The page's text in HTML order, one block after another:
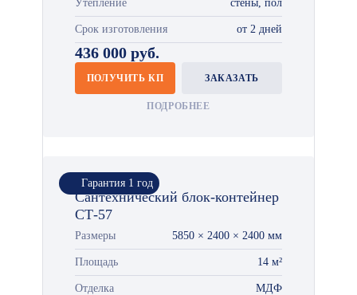
Утепление стены, пол
Срок изготовления от 2 дней
436 000 руб.
ПОЛУЧИТЬ КП ЗАКАЗАТЬ
ПОДРОБНЕЕ
Гарантия 1 год
Сантехнический блок-контейнер
СТ-57
Размеры 5850 × 2400 × 2400 мм
Площадь 14 м²
Отделка МДФ